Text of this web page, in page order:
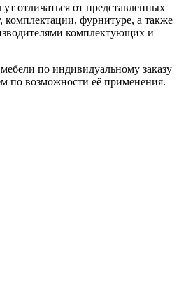
отличаться от представленных
комплектации, фурнитуре, а также
комплектующих и
по индивидуальному заказу
по возможности её применения.